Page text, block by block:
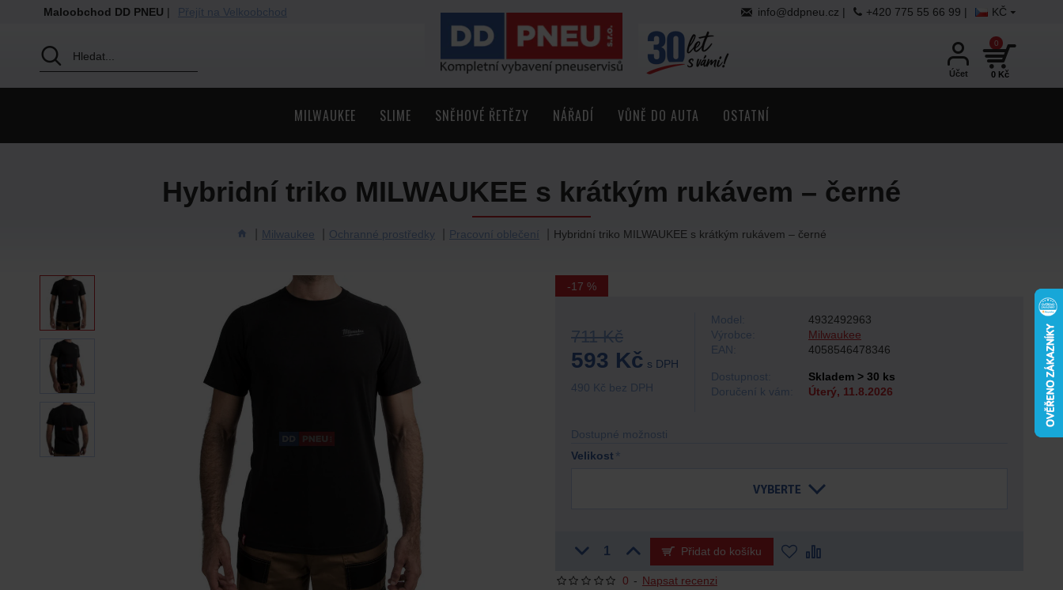
Maloobchod DD PNEU | Přejít na Velkoobchod KČ
info@ddpneu.cz | +420 775 55 66 99 |
Účet 0 Kč
0
MILWAUKEE SLIME SNĚHOVÉ ŘETĚZY NÁŘADÍ VŮNĚ DO AUTA OSTATNÍ
Milwaukee Ochranné prostředky Pracovní oblečení Hybridní triko MILWAUKEE s krátkým rukávem – černé
Hybridní triko MILWAUKEE s krátkým rukávem – černé
-17 %
0 - Napsat recenzi
711 Kč
593 Kč s DPH
490 Kč bez DPH
Dostupnost:
Skladem > 30 ks
Doručení k vám:
Úterý, 11.8.2026
Výrobce: Milwaukee
Model: 4932492963
EAN: 4058546478346
Dostupné možnosti
Velikost
Přidat do košíku